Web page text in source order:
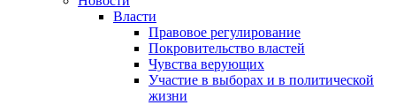
Власти
Правовое регулирование
Покровительство властей
Чувства верующих
Участие в выборах и в политической
жизни